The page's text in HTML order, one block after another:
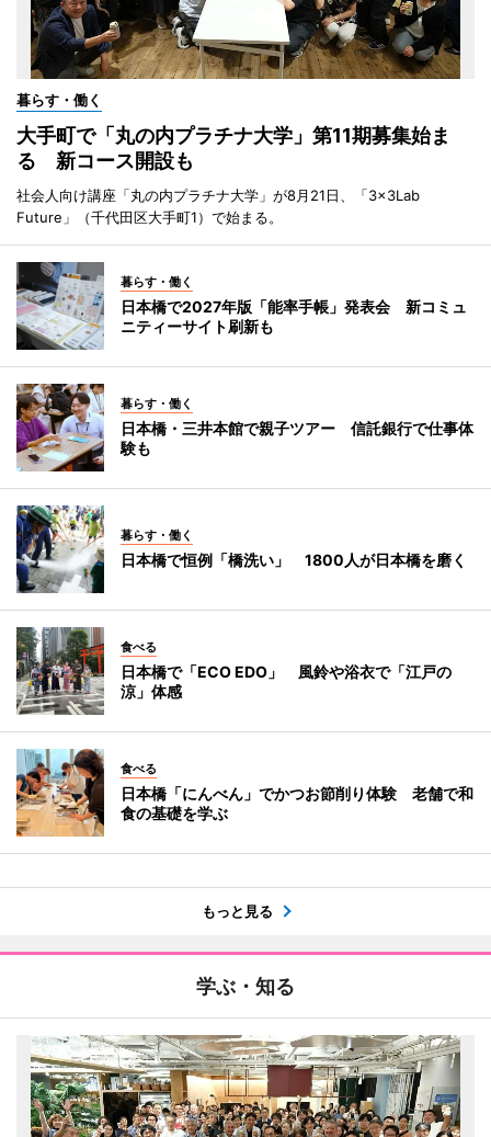
暮らす・働く
大手町で「丸の内プラチナ大学」第11期募集始ま
る 新コース開設も
社会人向け講座「丸の内プラチナ大学」が8月21日、「3×3Lab
Future」（千代田区大手町1）で始まる。
暮らす・働く
日本橋で2027年版「能率手帳」発表会 新コミュ
ニティーサイト刷新も
暮らす・働く
日本橋・三井本館で親子ツアー 信託銀行で仕事体
験も
暮らす・働く
日本橋で恒例「橋洗い」 1800人が日本橋を磨く
食べる
日本橋で「ECO EDO」 風鈴や浴衣で「江戸の
涼」体感
食べる
日本橋「にんべん」でかつお節削り体験 老舗で和
食の基礎を学ぶ
もっと見る
学ぶ・知る